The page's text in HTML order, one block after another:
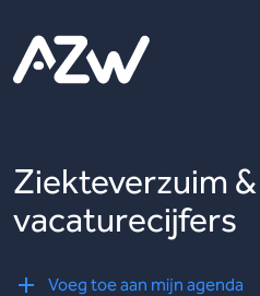
Ziekteverzuim &
vacaturecijfers
Voeg toe aan mijn agenda